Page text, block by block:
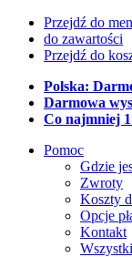
Przejdź do
do zawartości
Przejdź do
Polska:
Darmowa
Co najmniej
Pomoc
Gdzie
Zwroty
Koszty
Opcje
Kontakt